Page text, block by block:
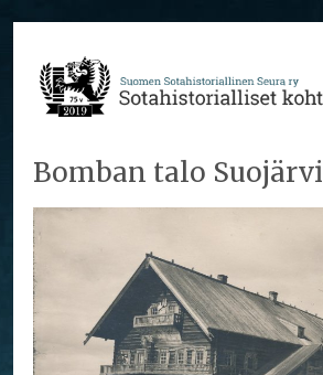
Bomban talo Suojärvi